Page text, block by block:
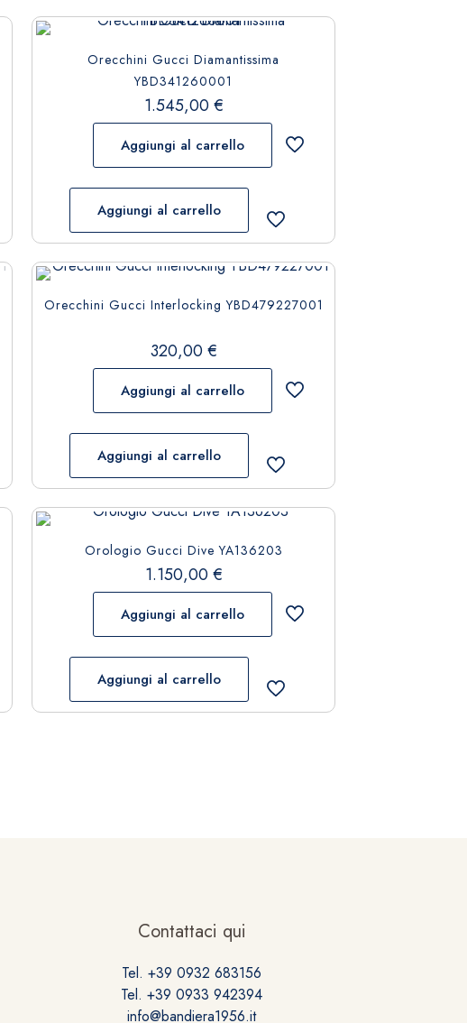
Orecchini Gucci Diamantissima
YBD341260001
1.545,00€
Aggiungi al carrello
Aggiungi al carrello
Orecchini Gucci Interlocking YBD479227001
320,00€
Aggiungi al carrello
Aggiungi al carrello
Orologio Gucci Dive YA136203
1.150,00€
Aggiungi al carrello
Aggiungi al carrello
Contattaci qui
Tel. +39 0932 683156
Tel. +39 0933 942394
info@bandiera1956.it